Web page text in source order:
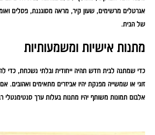
אגרטלים מרשימים, שעון קיר, מראה מסוגננת, פסלים
של הבית.
מתנות אישיות ומשמעותיות
כדי שמתנה לבית חדש תהיה ייחודית ובלתי נשכחת,
זוגי או שמשייה מפנקת יהיו אביזרים מתאימים
אלבום תמונות משותף יהיו מתנות בעלות ערך סנטימנטלי